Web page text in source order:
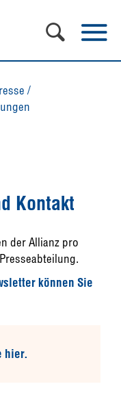
/
Kontakt
der Allianz pro
können Sie
hier.